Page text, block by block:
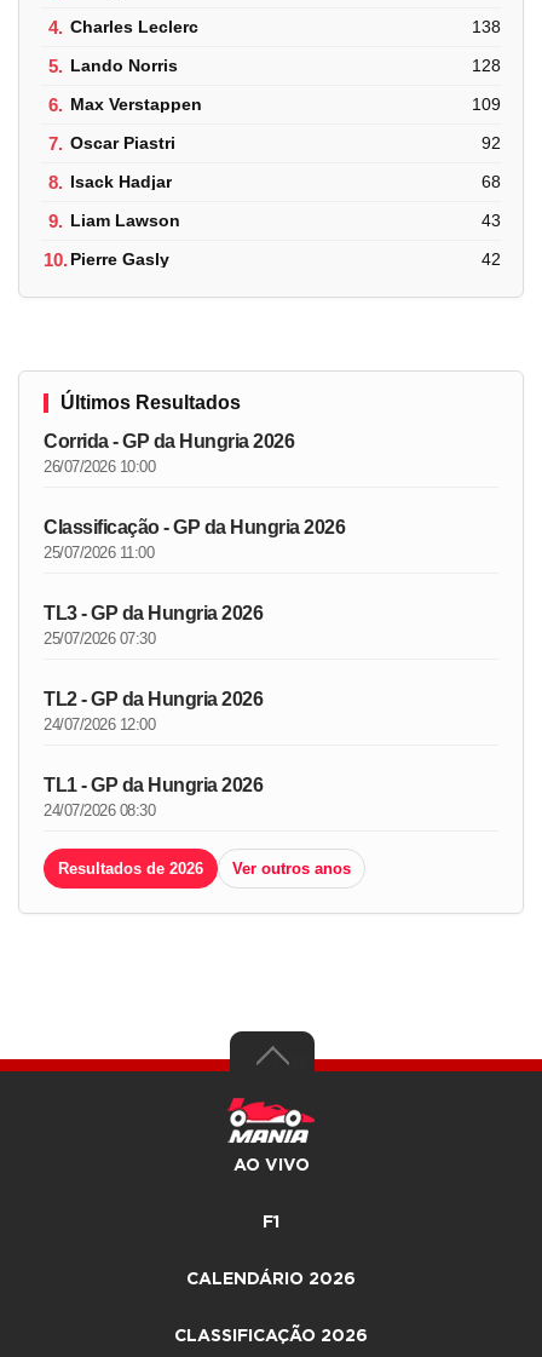
4. Charles Leclerc 138
5. Lando Norris 128
6. Max Verstappen 109
7. Oscar Piastri 92
8. Isack Hadjar 68
9. Liam Lawson 43
10.Pierre Gasly 42
Últimos Resultados
Corrida - GP da Hungria 2026
26/07/2026 10:00
Classificação - GP da Hungria 2026
25/07/2026 11:00
TL3 - GP da Hungria 2026
25/07/2026 07:30
TL2 - GP da Hungria 2026
24/07/2026 12:00
TL1 - GP da Hungria 2026
24/07/2026 08:30
Resultados de 2026 Ver outros anos
AO VIVO
F1
CALENDÁRIO 2026
CLASSIFICAÇÃO 2026